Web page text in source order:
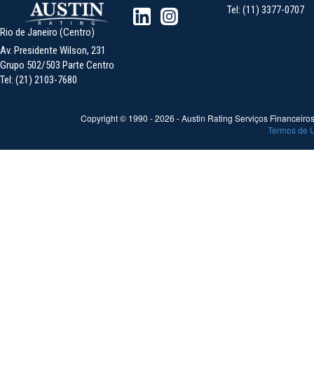
Tel: (11) 3377-0707
Rio de Janeiro (Centro)
Av. Presidente Wilson, 231
Grupo 502/503 Parte Centro
Tel: (21) 2103-7680
Copyright © 1990 -2026 - Austin Rating Serviços
Termos de